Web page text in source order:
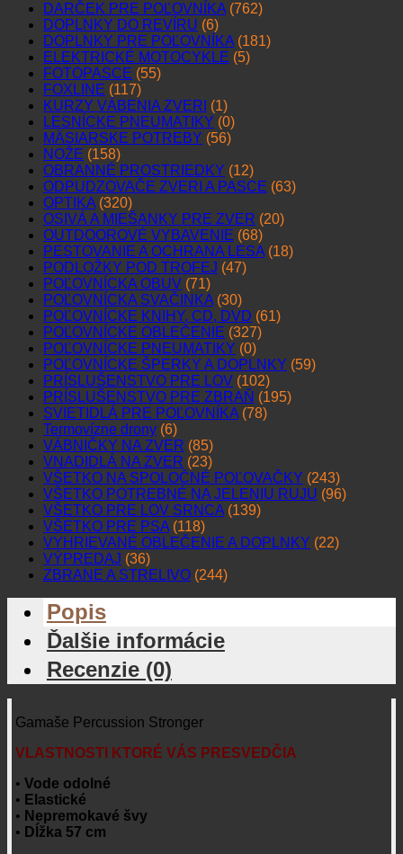
DARČEK PRE POĽOVNÍKA (762)
DOPLNKY DO REVÍRU (6)
DOPLNKY PRE POĽOVNÍKA (181)
ELEKTRICKÉ MOTOCYKLE (5)
FOTOPASCE (55)
FOXLINE (117)
KURZY VÁBENIA ZVERI (1)
LESNÍCKE PNEUMATIKY (0)
MÄSIARSKE POTREBY (56)
NOŽE (158)
OBRANNÉ PROSTRIEDKY (12)
ODPUDZOVAČE ZVERI A PASCE (63)
OPTIKA (320)
OSIVÁ A MIEŠANKY PRE ZVER (20)
OUTDOOROVÉ VYBAVENIE (68)
PESTOVANIE A OCHRANA LESA (18)
PODLOŽKY POD TROFEJ (47)
POĽOVNÍCKA OBUV (71)
POĽOVNÍCKA SVAČINKA (30)
POĽOVNÍCKE KNIHY, CD, DVD (61)
POĽOVNÍCKE OBLEČENIE (327)
POĽOVNÍCKE PNEUMATIKY (0)
POĽOVNÍCKE ŠPERKY A DOPLNKY (59)
PRÍSLUŠENSTVO PRE LOV (102)
PRÍSLUŠENSTVO PRE ZBRAŇ (195)
SVIETIDLÁ PRE POĽOVNÍKA (78)
Termovízne drony (6)
VÁBNIČKY NA ZVER (85)
VNADIDLÁ NA ZVER (23)
VŠETKO NA SPOLOČNÉ POĽOVAČKY (243)
VŠETKO POTREBNÉ NA JELENIU RUJU (96)
VŠETKO PRE LOV SRNCA (139)
VŠETKO PRE PSA (118)
VYHRIEVANÉ OBLEČENIE A DOPLNKY (22)
VÝPREDAJ (36)
ZBRANE A STRELIVO (244)
Popis
Ďalšie informácie
Recenzie (0)
Gamaše Percussion Stronger
VLASTNOSTI KTORÉ VÁS PRESVEDČIA
• Vode odolné
• Elastické
• Nepremokavé švy
• Dĺžka 57 cm